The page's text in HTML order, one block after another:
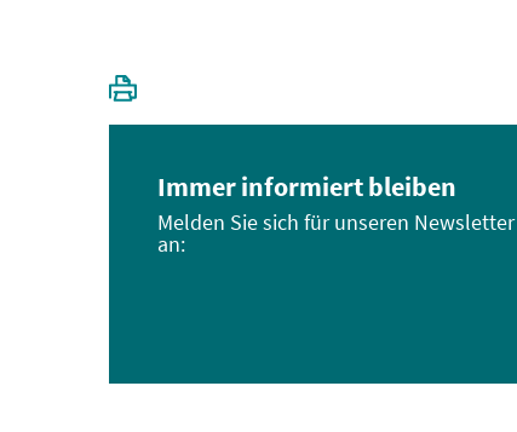
Immer informiert bleiben
Melden Sie sich für unseren Newsletter
an: